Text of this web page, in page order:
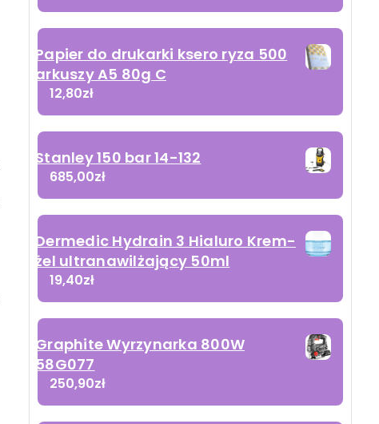
Papier do drukarki ksero ryza 500
arkuszy A5 80g C
12,80zł
Stanley 150 bar 14-132
685,00zł
Dermedic Hydrain 3 Hialuro Krem-
żel ultranawilżający 50ml
19,40zł
Graphite Wyrzynarka 800W
58G077
250,90zł